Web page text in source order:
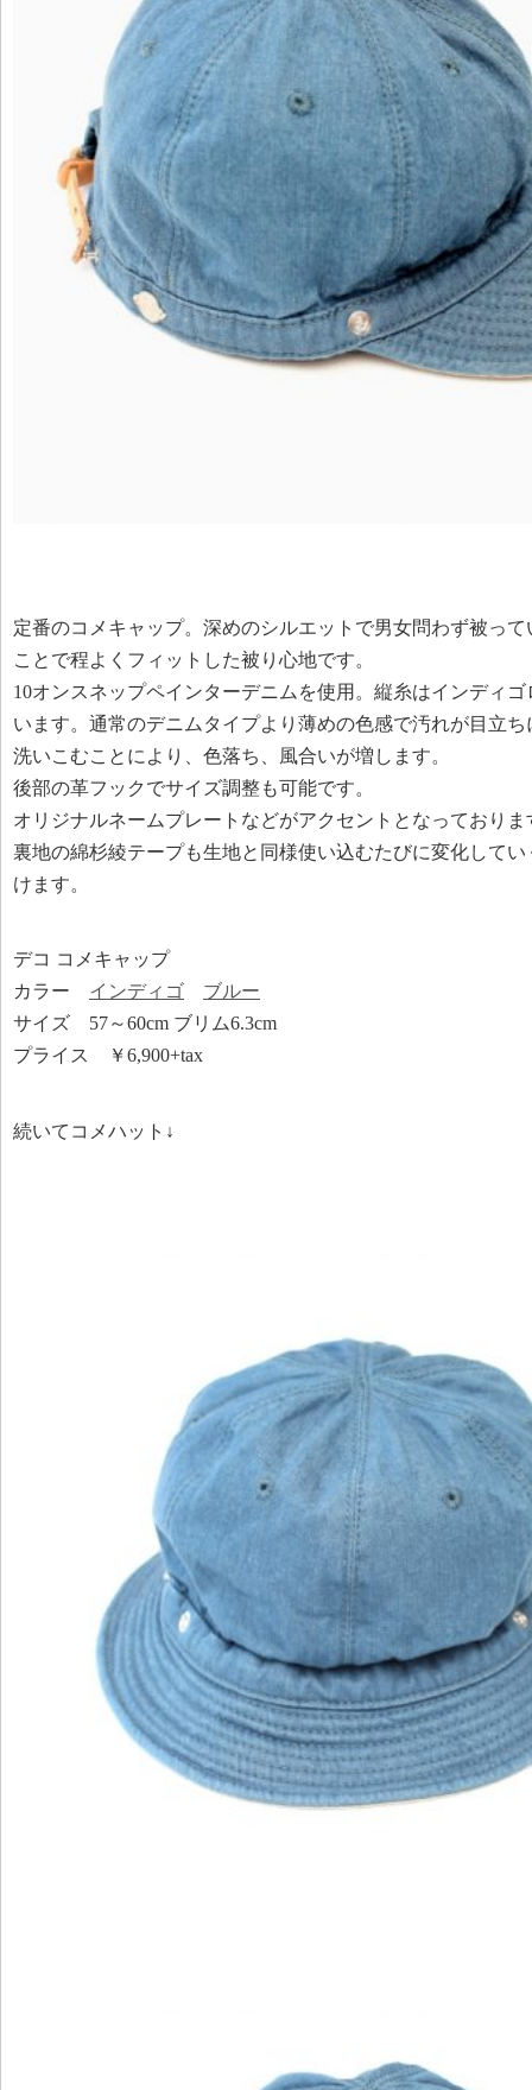
定番のコメキャップ。深めのシルエットで男女問わず被っ
ことで程よくフィットした被り心地です。
10オンスネップペインターデニムを使用。縦糸はインディ
います。通常のデニムタイプより薄めの色感で汚れが目立
洗いこむことにより、色落ち、風合いが増します。
後部の革フックでサイズ調整も可能です。
オリジナルネームプレートなどがアクセントとなっておりま
裏地の綿杉綾テープも生地と同様使い込むたびに変化して
けます。
デコ コメキャップ
カラー インディゴ
ブルー
サイズ 57～60cm ブリム6.3cm
プライス ￥6,900+tax
続いてコメハット↓